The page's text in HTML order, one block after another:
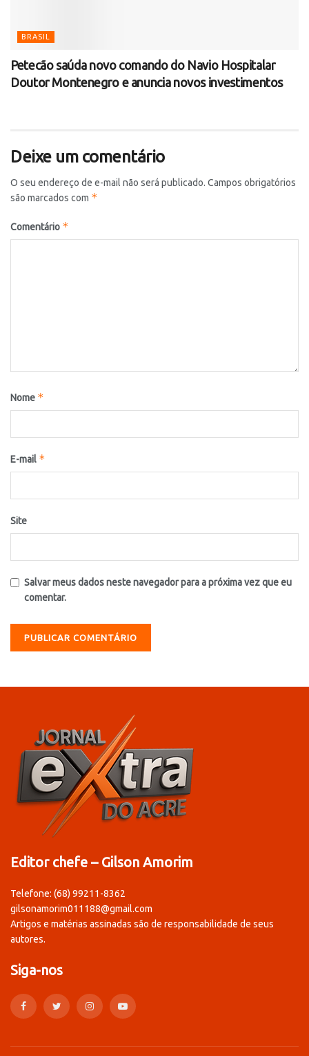
BRASIL
Petecão saúda novo comando do Navio Hospitalar
Doutor Montenegro e anuncia novos investimentos
Deixe um comentário
O seu endereço de e-mail não será publicado. Campos obrigatórios
são marcados com *
Comentário *
Nome *
E-mail *
Site
Salvar meus dados neste navegador para a próxima vez que eu
comentar.
Editor chefe – Gilson Amorim
Telefone: (68) 99211-8362
gilsonamorim011188@gmail.com
Artigos e matérias assinadas são de responsabilidade de seus
autores.
Siga-nos